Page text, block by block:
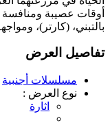
أوقات عصيبة ومنافسة
بالتبني، (كارتر)،
تفاصيل العرض
مسلسلات أجنبية
نوع العرض :
اثارة